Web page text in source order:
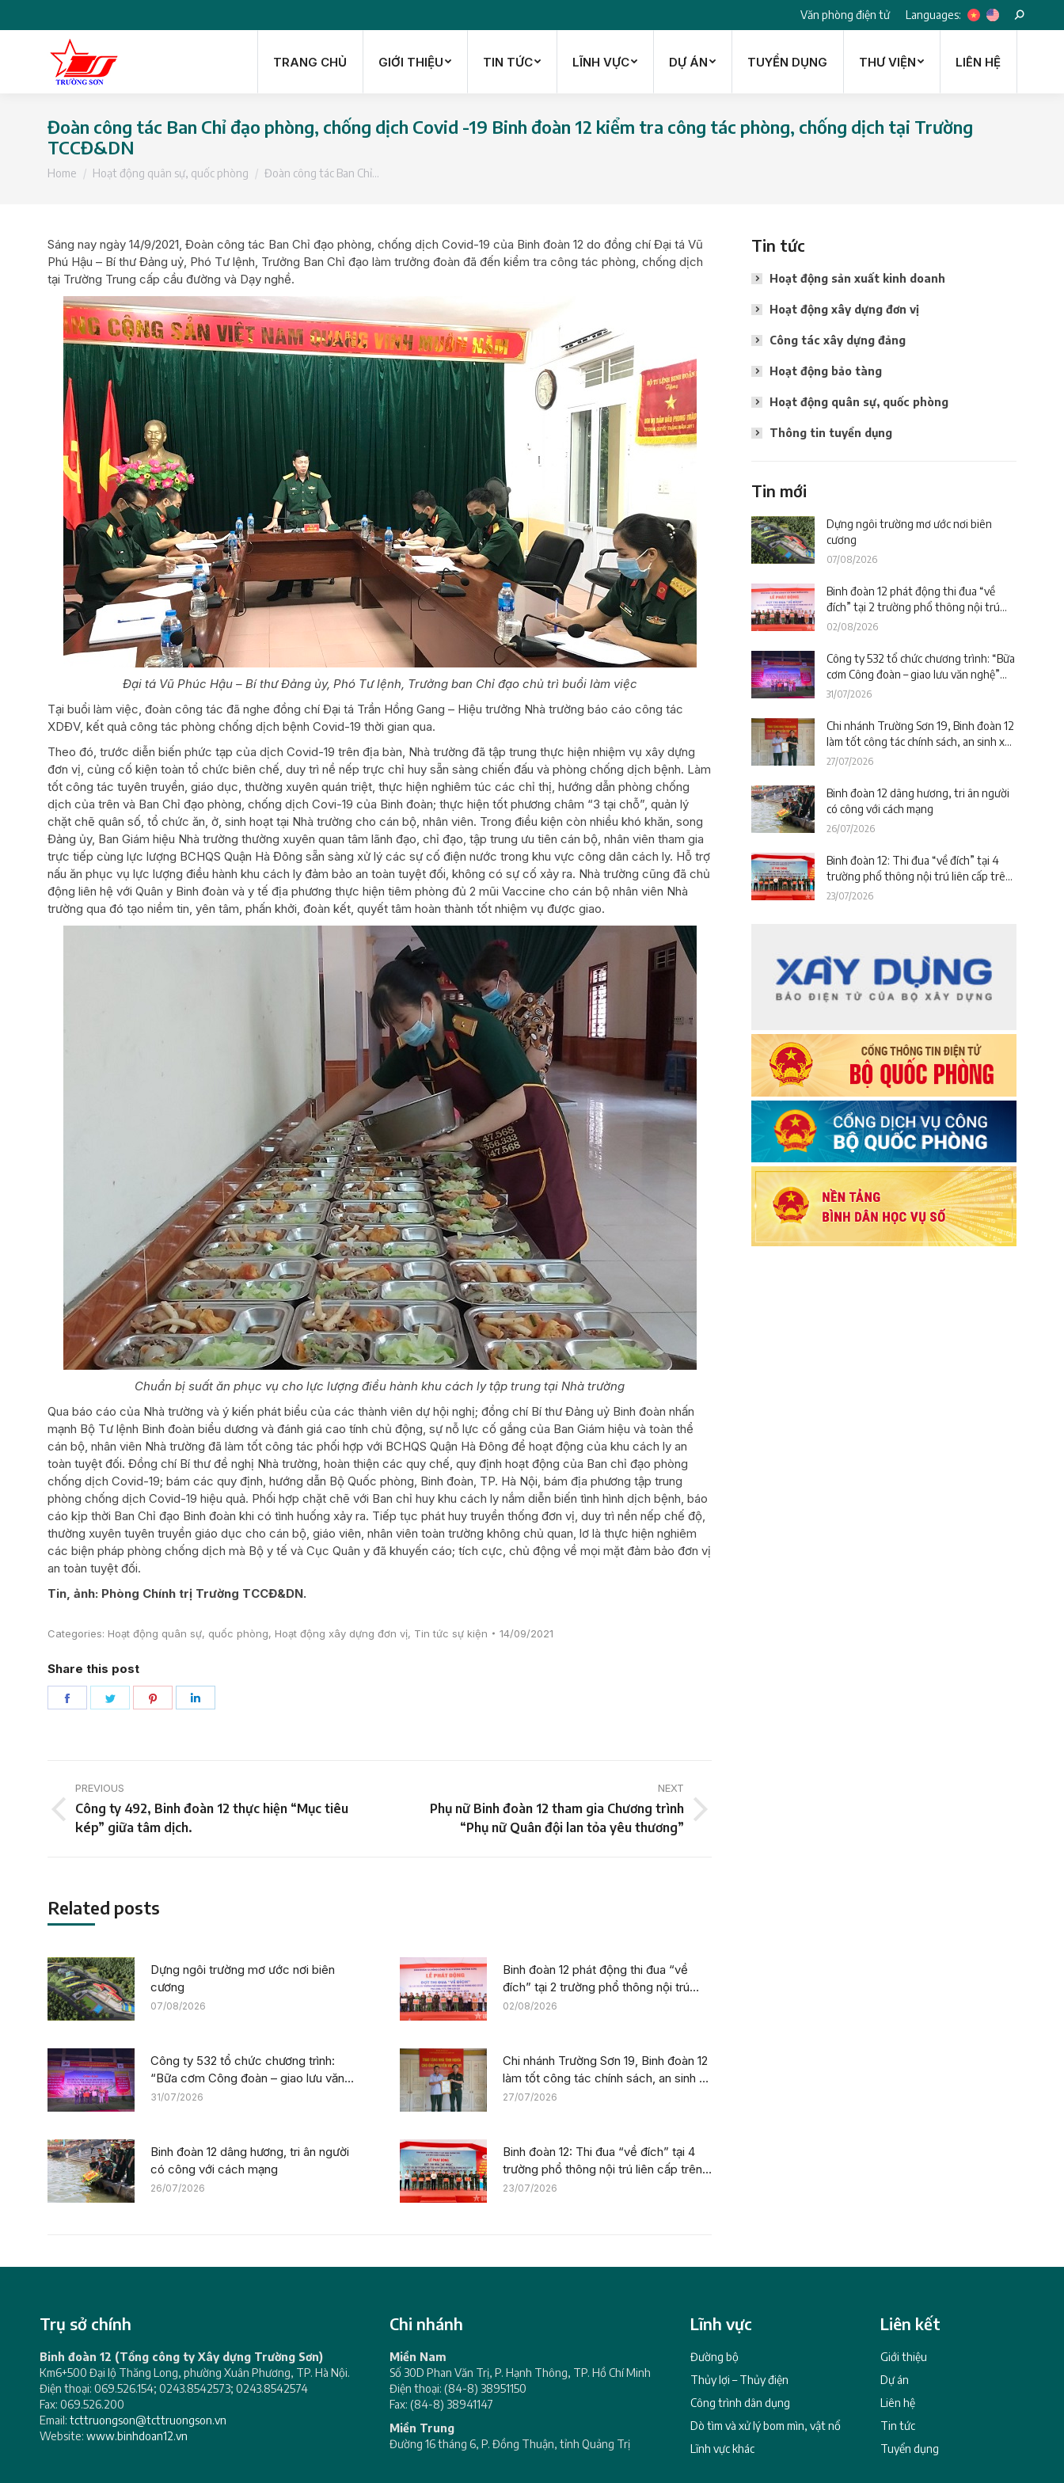
Văn phòng điện tử Languages: Search:
TRANG CHỦ GIỚI THIỆU TIN TỨC LĨNH VỰC DỰ ÁN TUYỂN DỤNG THƯ VIỆN LIÊN HỆ
Đoàn công tác Ban Chỉ đạo phòng, chống dịch Covid -19 Binh đoàn 12 kiểm tra công tác phòng, chống dịch tại Trường
TCCĐ&DN
You are here:
Home Hoạt động quân sự, quốc phòng Đoàn công tác Ban Chỉ…
Sáng nay ngày 14/9/2021, Đoàn công tác Ban Chỉ đạo phòng, chống dịch Covid-19 của Binh đoàn 12 do đồng chí Đại tá Vũ
Phú Hậu – Bí thư Đảng uỷ, Phó Tư lệnh, Trưởng Ban Chỉ đạo làm trưởng đoàn đã đến kiểm tra công tác phòng, chống dịch
tại Trường Trung cấp cầu đường và Dạy nghề.
Đại tá Vũ Phúc Hậu – Bí thư Đảng ủy, Phó Tư lệnh, Trưởng ban Chỉ đạo chủ trì buổi làm việc
Tại buổi làm việc, đoàn công tác đã nghe đồng chí Đại tá Trần Hồng Gang – Hiệu trưởng Nhà trường báo cáo công tác
XDĐV, kết quả công tác phòng chống dịch bệnh Covid-19 thời gian qua.
Theo đó, trước diễn biến phức tạp của dịch Covid-19 trên địa bàn, Nhà trường đã tập trung thực hiện nhiệm vụ xây dựng
đơn vị, củng cố kiện toàn tổ chức biên chế, duy trì nề nếp trực chỉ huy sẵn sàng chiến đấu và phòng chống dịch bệnh. Làm
tốt công tác tuyên truyền, giáo dục, thường xuyên quán triệt, thực hiện nghiêm túc các chỉ thị, hướng dẫn phòng chống
dịch của trên và Ban Chỉ đạo phòng, chống dịch Covi-19 của Binh đoàn; thực hiện tốt phương châm “3 tại chỗ”, quản lý
chặt chẽ quân số, tổ chức ăn, ở, sinh hoạt tại Nhà trường cho cán bộ, nhân viên. Trong điều kiện còn nhiều khó khăn, song
Đảng ủy, Ban Giám hiệu Nhà trường thường xuyên quan tâm lãnh đạo, chỉ đạo, tập trung ưu tiên cán bộ, nhân viên tham gia
trực tiếp cùng lực lượng BCHQS Quận Hà Đông sẵn sàng xử lý các sự cố điện nước trong khu vực công dân cách ly. Hỗ trợ
nấu ăn phục vụ lực lượng điều hành khu cách ly đảm bảo an toàn tuyệt đối, không có sự cố xảy ra. Nhà trường cũng đã chủ
động liên hệ với Quân y Binh đoàn và y tế địa phương thực hiện tiêm phòng đủ 2 mũi Vaccine cho cán bộ nhân viên Nhà
trường qua đó tạo niềm tin, yên tâm, phấn khởi, đoàn kết, quyết tâm hoàn thành tốt nhiệm vụ được giao.
Chuẩn bị suất ăn phục vụ cho lực lượng điều hành khu cách ly tập trung tại Nhà trường
Qua báo cáo của Nhà trường và ý kiến phát biểu của các thành viên dự hội nghị; đồng chí Bí thư Đảng uỷ Binh đoàn nhấn
mạnh Bộ Tư lệnh Binh đoàn biểu dương và đánh giá cao tính chủ động, sự nỗ lực cố gắng của Ban Giám hiệu và toàn thể
cán bộ, nhân viên Nhà trường đã làm tốt công tác phối hợp với BCHQS Quận Hà Đông để hoạt động của khu cách ly an
toàn tuyệt đối. Đồng chí Bí thư đề nghị Nhà trường, hoàn thiện các quy chế, quy định hoạt động của Ban chỉ đạo phòng
chống dịch Covid-19; bám các quy định, hướng dẫn Bộ Quốc phòng, Binh đoàn, TP. Hà Nội, bám địa phương tập trung
phòng chống dịch Covid-19 hiệu quả. Phối hợp chặt chẽ với Ban chỉ huy khu cách ly nắm diễn biến tình hình dịch bệnh, báo
cáo kịp thời Ban Chỉ đạo Binh đoàn khi có tình huống xảy ra. Tiếp tục phát huy truyền thống đơn vị, duy trì nền nếp chế độ,
thường xuyên tuyên truyền giáo dục cho cán bộ, giáo viên, nhân viên toàn trường không chủ quan, lơ là thực hiện nghiêm
các biện pháp phòng chống dịch mà Bộ y tế và Cục Quân y đã khuyến cáo; tích cực, chủ động về mọi mặt đảm bảo đơn vị
an toàn tuyệt đối.
Tin, ảnh: Phòng Chính trị Trường TCCĐ&DN.
Categories: Hoạt động quân sự, quốc phòng, Hoạt động xây dựng đơn vị, Tin tức sự kiện 14/09/2021
Share this post
Share
Share
Share
navigation
PREVIOUS
Previous
post:
Công ty 492, Binh đoàn 12 thực hiện “Mục tiêu
kép” giữa tâm dịch.
NEXT
Phụ nữ Binh đoàn 12 tham gia Chương trình
“Phụ nữ Quân đội lan tỏa yêu thương”
Related posts
Dựng ngôi trường mơ ước nơi biên
cương
07/08/2026
Binh đoàn 12 phát động thi đua “về
đích” tại 2 trường phổ thông nội trú
trên địa bàn tỉnh Lào Cai
02/08/2026
Công ty 532 tổ chức chương trình:
“Bữa cơm Công đoàn – giao lưu văn
nghệ” tiếp sức công trường tại dự án
31/07/2026
Chi nhánh Trường Sơn 19, Binh đoàn 12
làm tốt công tác chính sách, an sinh xã
hội nhân kỷ niệm 79 năm Ngày Thương
27/07/2026
Binh đoàn 12 dâng hương, tri ân người
có công với cách mạng
26/07/2026
Binh đoàn 12: Thi đua “về đích” tại 4
trường phổ thông nội trú liên cấp trên
địa bàn tỉnh Thanh Hóa
23/07/2026
Tin tức
Hoạt động sản xuất kinh doanh
Hoạt động xây dựng đơn vị
Công tác xây dựng đảng
Hoạt động bảo tàng
Hoạt động quân sự, quốc phòng
Thông tin tuyển dụng
Tin mới
Dựng ngôi trường mơ ước nơi biên
cương
07/08/2026
Binh đoàn 12 phát động thi đua “về
đích” tại 2 trường phổ thông nội trú
trên địa bàn tỉnh Lào Cai
02/08/2026
Công ty 532 tổ chức chương trình: “Bữa
cơm Công đoàn – giao lưu văn nghệ”
tiếp sức công trường tại dự án Trường
Đà Nẵng)
31/07/2026
Chi nhánh Trường Sơn 19, Binh đoàn 12
làm tốt công tác chính sách, an sinh xã
hội nhân kỷ niệm 79 năm Ngày Thương
27/07/2026
Binh đoàn 12 dâng hương, tri ân người
có công với cách mạng
26/07/2026
Binh đoàn 12: Thi đua “về đích” tại 4
trường phổ thông nội trú liên cấp trên
địa bàn tỉnh Thanh Hóa
23/07/2026
Trụ sở chính
Binh đoàn 12 (Tổng công ty Xây dựng Trường Sơn)
Km6+500 Đại lộ Thăng Long, phường Xuân Phương, TP. Hà Nội.
Điện thoại: 069.526.154; 0243.8542573; 0243.8542574
Fax: 069.526.200
Email: tcttruongson@tcttruongson.vn
Website: www.binhdoan12.vn
Chi nhánh
Miền Nam
Số 30D Phan Văn Trị, P. Hạnh Thông, TP. Hồ Chí Minh
Điện thoại: (84-8) 38951150
Fax: (84-8) 38941147
Miền Trung
Đường 16 tháng 6, P. Đồng Thuận, tỉnh Quảng Trị
Lĩnh vực
Đường bộ
Thủy lợi – Thủy điện
Công trình dân dụng
Dò tìm và xử lý bom mìn, vật nổ
Lĩnh vực khác
Liên kết
Giới thiệu
Dự án
Liên hệ
Tin tức
Tuyển dụng
TRANG CHỦ GIỚI THIỆU TIN TỨC LĨNH VỰC DỰ ÁN TUYỂN DỤNG THƯ VIỆN LIÊN HỆ